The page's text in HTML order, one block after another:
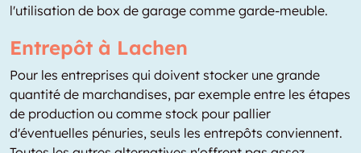
l'utilisation de box de garage comme garde-meuble.
Entrepôt à Lachen
Pour les entreprises qui doivent stocker une grande
quantité de marchandises, par exemple entre les étapes
de production ou comme stock pour pallier
d'éventuelles pénuries, seuls les entrepôts conviennent.